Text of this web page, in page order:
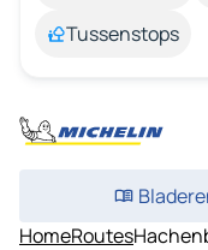
Tussenstops
HomeRoutes